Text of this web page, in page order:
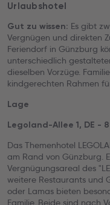
Urlaubshotel
Gut zu wissen: Es gibt
Vergnügen und direkten
Feriendorf in Günzburg
unterschiedlich
dieselben Vorzüge.
kindgerechten Rahmen
Lage
Legoland-Allee 1, DE -
Das Themenhotel
am Rand von Günzburg.
Vergnügungsareal des
weitere Restaurants und
oder Lamas bieten
Familie. Beide sind nach